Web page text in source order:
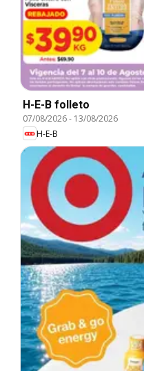
H-E-B folleto
07/08/2026- 13/08/2026
H-E-B